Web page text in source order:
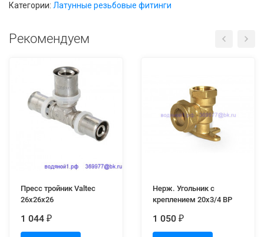
Категории: Латунные резьбовые фитинги
Рекомендуем
Пресс тройник Valtec
26х26х26
1 044 ₽
Нерж. Угольник с
креплением 20х3/4 ВР
1 050 ₽